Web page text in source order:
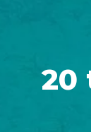
20